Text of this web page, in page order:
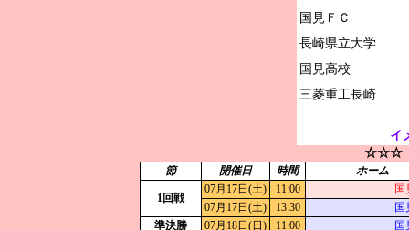
国見ＦＣ
長崎県立大学
国見高校
イ
☆☆☆
節 開催日 時間 ホーム
1回戦
07月17日(土) 11:00
国
07月17日(土)
13:30
国
準決勝
07月18日(日) 11:00
国